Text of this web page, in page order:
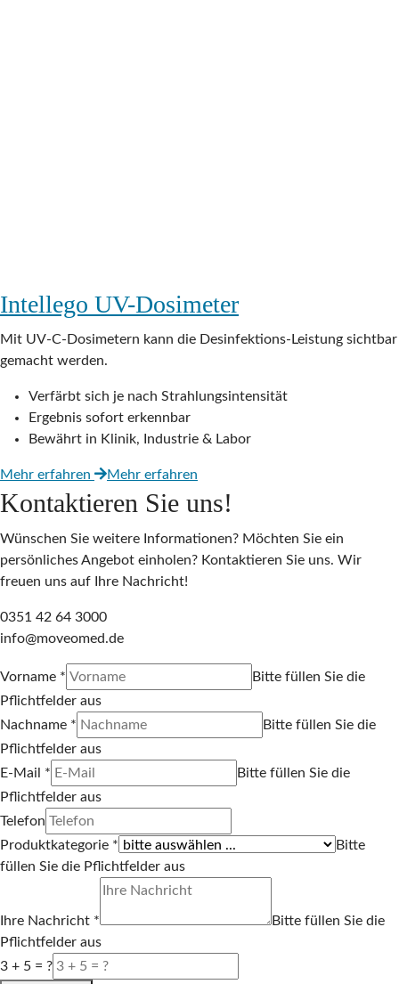
Intellego UV-Dosimeter
Mit UV-C-Dosimetern kann die Desinfektions-Leistung sichtbar
gemacht werden.
Verfärbt sich je nach Strahlungsintensität
Ergebnis sofort erkennbar
Bewährt in Klinik, Industrie & Labor
Mehr erfahren Mehr erfahren
Kontaktieren Sie uns!
Wünschen Sie weitere Informationen? Möchten Sie ein
persönliches Angebot einholen? Kontaktieren Sie uns. Wir
freuen uns auf Ihre Nachricht!
0351 42 64 3000
info@moveomed.de
Vorname *
Bitte füllen Sie die
Pflichtfelder aus
Nachname *
Bitte füllen Sie die
Pflichtfelder aus
E-Mail
*
Bitte füllen Sie die
Pflichtfelder aus
Telefon
Produktkategorie *
Bitte
füllen Sie die Pflichtfelder aus
Ihre Nachricht *
Bitte füllen Sie die
Pflichtfelder aus
3 + 5 = ?